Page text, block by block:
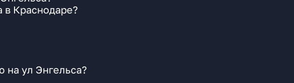
в Краснодаре?
на ул Энгельса?